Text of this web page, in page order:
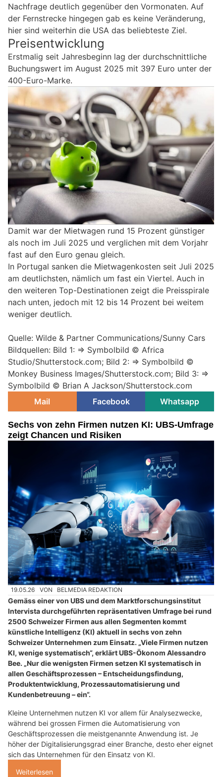
Nachfrage deutlich gegenüber den Vormonaten. Auf
der Fernstrecke hingegen gab es keine Veränderung,
hier sind weiterhin die USA das beliebteste Ziel.
Preisentwicklung
Erstmalig seit Jahresbeginn lag der durchschnittliche
Buchungswert im August 2025 mit 397 Euro unter der
400-Euro-Marke.
Damit war der Mietwagen rund 15 Prozent günstiger
als noch im Juli 2025 und verglichen mit dem Vorjahr
fast auf den Euro genau gleich.
In Portugal sanken die Mietwagenkosten seit Juli 2025
am deutlichsten, nämlich um fast ein Viertel. Auch in
den weiteren Top-Destinationen zeigt die Preisspirale
nach unten, jedoch mit 12 bis 14 Prozent bei weitem
weniger deutlich.
Quelle: Wilde & Partner Communications/Sunny Cars
Bildquellen: Bild 1: => Symbolbild © Africa
Studio/Shutterstock.com; Bild 2: => Symbolbild ©
Monkey Business Images/Shutterstock.com; Bild 3: =>
Symbolbild © Brian A Jackson/Shutterstock.com
Mail
Facebook Whatsapp
Sechs von zehn Firmen nutzen KI: UBS-Umfrage
zeigt Chancen und Risiken
19.05.26 VON BELMEDIA REDAKTION
Gemäss einer von UBS und dem Marktforschungsinstitut
Intervista durchgeführten repräsentativen Umfrage bei rund
2500 Schweizer Firmen aus allen Segmenten kommt
künstliche Intelligenz (KI) aktuell in sechs von zehn
Schweizer Unternehmen zum Einsatz. „Viele Firmen nutzen
KI, wenige systematisch“, erklärt UBS-Ökonom Alessandro
Bee. „Nur die wenigsten Firmen setzen KI systematisch in
allen Geschäftsprozessen – Entscheidungsfindung,
Produktentwicklung, Prozessautomatisierung und
Kundenbetreuung – ein“.
Kleine Unternehmen nutzen KI vor allem für Analysezwecke,
während bei grossen Firmen die Automatisierung von
Geschäftsprozessen die meistgenannte Anwendung ist. Je
höher der Digitalisierungsgrad einer Branche, desto eher eignet
sich das Unternehmen für den Einsatz von KI.
Weiterlesen